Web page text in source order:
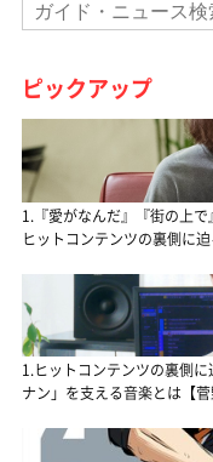
ピックアップ
1.『愛がなんだ』『街の上
ヒットコンテンツの裏側に迫
1.ヒットコンテンツの裏側
ナン」を支える音楽とは【菅